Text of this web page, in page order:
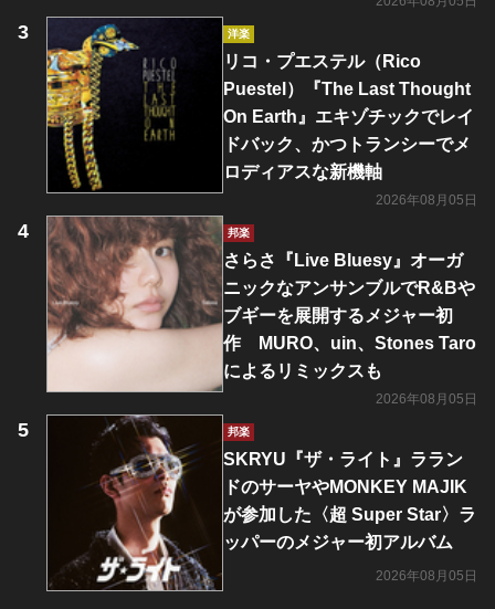
洋楽
リコ・プエステル（Rico
Puestel）『The Last Thought
On Earth』エキゾチックでレイ
ドバック、かつトランシーでメ
ロディアスな新機軸
2026年08月05日
邦楽
さらさ『Live Bluesy』オーガ
ニックなアンサンブルでR&Bや
ブギーを展開するメジャー初
作 MURO、uin、Stones Taro
によるリミックスも
2026年08月05日
邦楽
SKRYU『ザ・ライト』ララン
ドのサーヤやMONKEY MAJIK
が参加した〈超 Super Star〉ラ
ッパーのメジャー初アルバム
2026年08月05日